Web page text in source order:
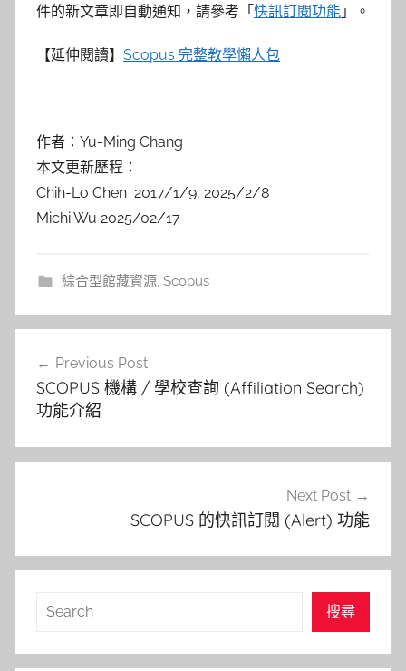
件的新文章即自動通知，請參考「快訊訂閱功能 」。
【延伸閱讀】 Scopus 完整教學懶人包
作者：Yu-Ming Chang
本文更新歷程：
Chih-Lo Chen 2017/1/9, 2025/2/8
Michi Wu 2025/02/17
綜合型館藏資源, Scopus
導
覽
Previous Post
SCOPUS 機構 / 學校查詢 (Affiliation Search)
功能介紹
Next Post
SCOPUS 的快訊訂閱 (Alert) 功能
搜
搜尋